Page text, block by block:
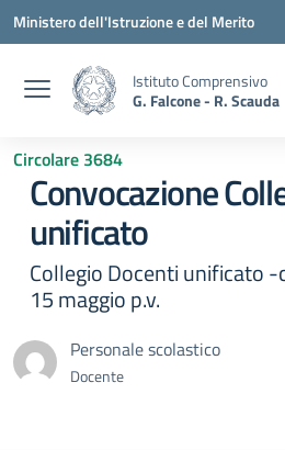
Vai ai contenuti
Vai al menu di navigazione
Vai al footer
Ministero dell'Istruzione e del Merito
Istituto Comprensivo
G. Falcone - R. Scauda
Circolare 3684
Convocazione
unificato
Collegio Docenti unificato
15 maggio p.v.
Personale scolastico
Docente